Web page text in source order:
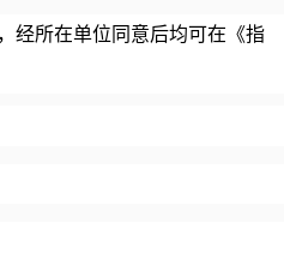
经所在单位同意后均可在《指